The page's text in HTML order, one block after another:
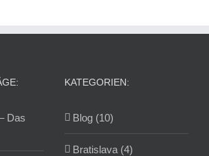
Das
KATEGORIEN:
Blog (10)
Bratislava (4)